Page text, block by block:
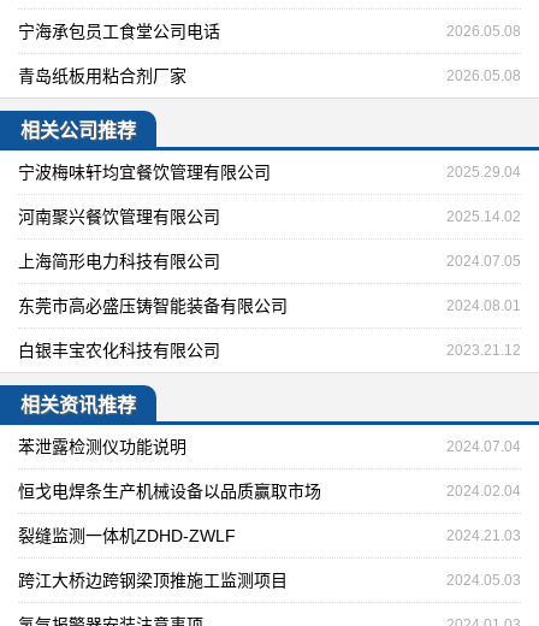
宁海承包员工食堂公司电话 2026.05.08
青岛纸板用粘合剂厂家 2026.05.08
相关公司推荐
宁波梅味轩均宜餐饮管理有限公司 2025.29.04
河南聚兴餐饮管理有限公司 2025.14.02
上海简形电力科技有限公司 2024.07.05
东莞市高必盛压铸智能装备有限公司 2024.08.01
白银丰宝农化科技有限公司 2023.21.12
相关资讯推荐
苯泄露检测仪功能说明 2024.07.04
恒戈电焊条生产机械设备以品质赢取市场 2024.02.04
裂缝监测一体机ZDHD-ZWLF 2024.21.03
跨江大桥边跨钢梁顶推施工监测项目 2024.05.03